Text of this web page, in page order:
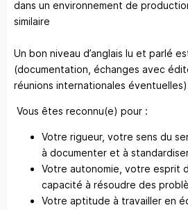
dans un environnement de
similaire
Un bon niveau d’anglais lu et parlé
(documentation, échanges avec
réunions internationales
Vous êtes reconnu(e) pour :
Votre rigueur, votre sens du
à documenter et à
Votre autonomie, votre esprit
capacité à résoudre des
Votre aptitude à travailler en